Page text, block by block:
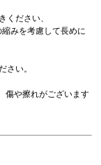
ください、
みを考慮して長めに
さい。
傷や擦れがございます